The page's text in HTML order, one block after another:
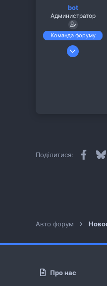
н
я
bot
Администратор
Команда форуму
6 Лис 2013
Поділитися:
Авто форум
Про нас